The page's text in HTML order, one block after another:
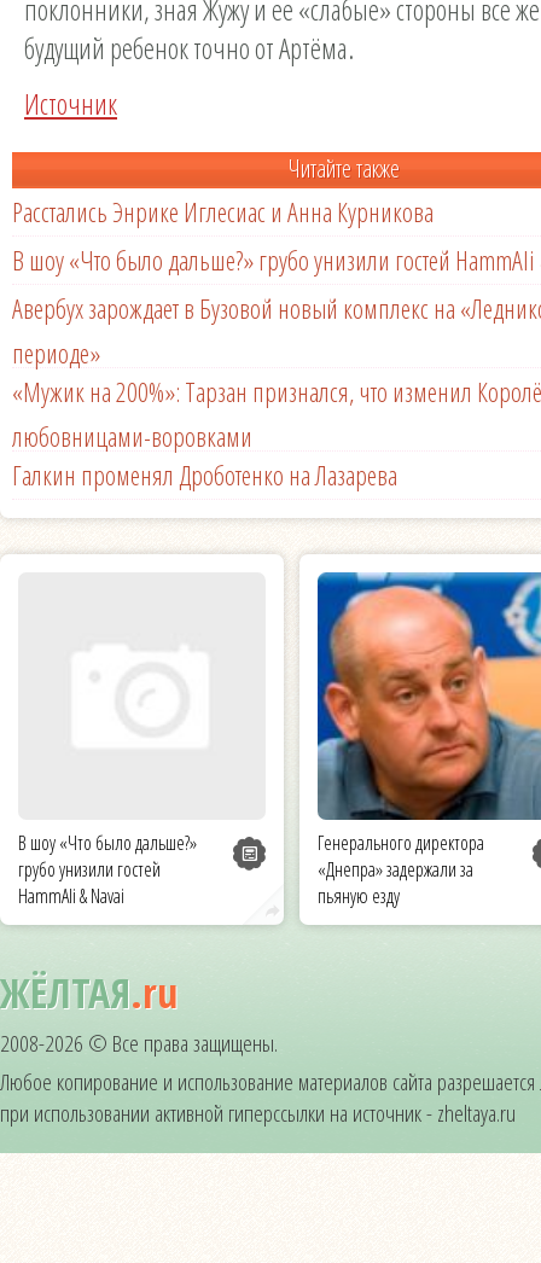
поклонники, зная Жужу и ее «слабые» стороны все
будущий ребенок точно от Артёма.
Источник
Читайте также
Расстались Энрике Иглесиас и Анна Курникова
В шоу «Что было дальше?» грубо унизили гостей HammAli
Авербух зарождает в Бузовой новый комплекс на
периоде»
«Мужик на 200%»: Тарзан признался, что изменил
любовницами-воровками
Галкин променял Дроботенко на Лазарева
В шоу «Что было дальше?»
грубо унизили гостей
HammAli & Navai
Генерального директора
«Днепра» задержали за
пьяную езду
ЖЁЛТАЯ.ru
2008-2026 © Все права защищены.
Любое копирование и использование материалов сайта
при использовании активной гиперссылки на источник - zheltaya.ru